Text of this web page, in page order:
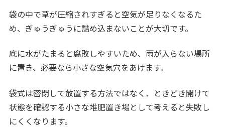
袋の中で草が圧縮されすぎると空気が足りなくなるた
め、ぎゅうぎゅうに詰め込まないことが大切です。
底に水がたまると腐敗しやすいため、雨が入らない場所
に置き、必要なら小さな空気穴をあけます。
袋式は密閉して放置する方法ではなく、ときどき開けて
状態を確認する小さな堆肥置き場として考えると失敗し
にくくなります。